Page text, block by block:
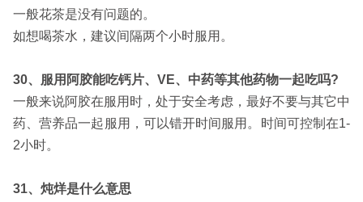
一般花茶是没有问题的。
如想喝茶水，建议间隔两个小时服用。
30、服用阿胶能吃钙片、VE、中药等其他药物一起吃吗?
一般来说阿胶在服用时，处于安全考虑，最好不要与其它中
药、营养品一起服用，可以错开时间服用。时间可控制在1-
2小时。
31、炖烊是什么意思